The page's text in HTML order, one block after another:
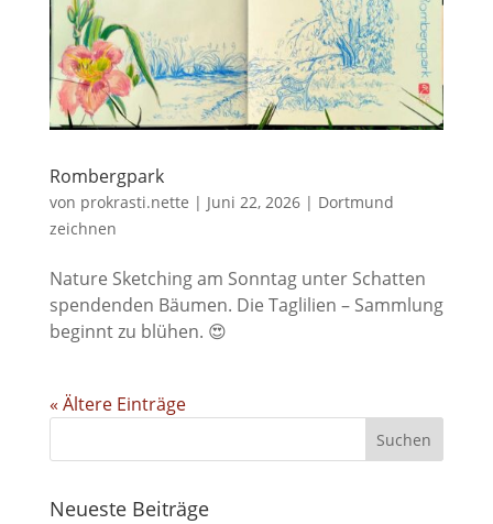
Rombergpark
von prokrasti.nette | Juni 22, 2026| Dortmund
zeichnen
Nature Sketching am Sonntag unter Schatten
spendenden Bäumen. Die Taglilien – Sammlung
beginnt zu blühen. 😍
« Ältere Einträge
Neueste Beiträge